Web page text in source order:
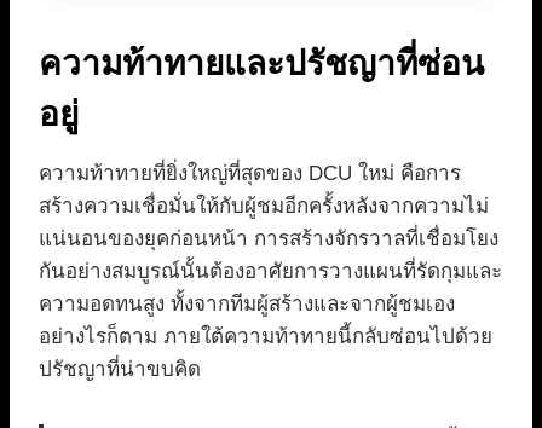
ความท้าทายและปรัชญาที่ซ่อน
อยู่
ความท้าทายที่ยิ่งใหญ่ที่สุดของ DCU ใหม่ คือการ
สร้างความเชื่อมั่นให้กับผู้ชมอีกครั้งหลังจากความไม่
แน่นอนของยุคก่อนหน้า การสร้างจักรวาลที่เชื่อมโยง
กันอย่างสมบูรณ์นั้นต้องอาศัยการวางแผนที่รัดกุมและ
ความอดทนสูง ทั้งจากทีมผู้สร้างและจากผู้ชมเอง
อย่างไรก็ตาม ภายใต้ความท้าทายนี้กลับซ่อนไปด้วย
ปรัชญาที่น่าขบคิด